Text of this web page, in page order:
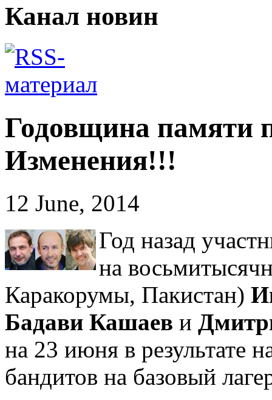
Канал новин
Годовщина памяти
Изменения!!!
12 June, 2014
Год назад
на
Каракорумы, Пакистан)
Бадави Кашаев и
на 23 июня в результате
бандитов на базовый